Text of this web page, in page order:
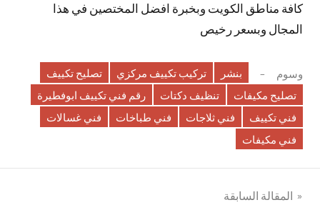
كافة مناطق الكويت وبخبرة افضل المختصين في هذا
المجال وبسعر رخيص
وسوم بنشر تركيب تكييف مركزي
تصليح تكييف
تصليح مكيفات
تنظيف دكتات
رقم فني تكييف ابوفطيرة
فني تكييف
فني ثلاجات فني طباخات
فني غسالات
فني مكيفات
تصفّح
المقالة السابقة